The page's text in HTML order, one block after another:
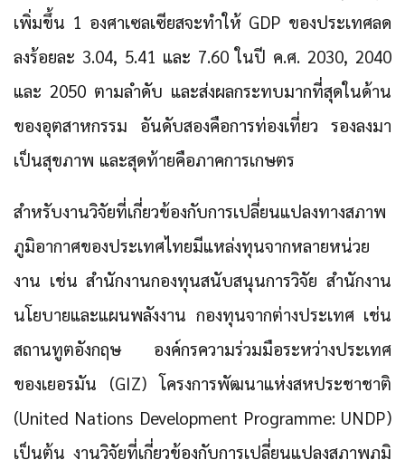
เพิ่มขึ้น 1 องศาเซลเซียสจะทำให้ GDP ของประเทศลด
ลงร้อยละ 3.04, 5.41 และ 7.60 ในปี ค.ศ. 2030, 2040
และ 2050 ตามลำดับ และส่งผลกระทบมากที่สุดในด้าน
ของอุตสาหกรรม อันดับสองคือการท่องเที่ยว รองลงมา
เป็นสุขภาพ และสุดท้ายคือภาคการเกษตร
สำหรับงานวิจัยที่เกี่ยวข้องกับการเปลี่ยนแปลงทางสภาพ
ภูมิอากาศของประเทศไทยมีแหล่งทุนจากหลายหน่วย
งาน เช่น สำนักงานกองทุนสนับสนุนการวิจัย สำนักงาน
นโยบายและแผนพลังงาน กองทุนจากต่างประเทศ เช่น
สถานทูตอังกฤษ องค์กรความร่วมมือระหว่างประเทศ
ของเยอรมัน (GIZ) โครงการพัฒนาแห่งสหประชาชาติ
(United Nations Development Programme: UNDP)
เป็นต้น งานวิจัยที่เกี่ยวข้องกับการเปลี่ยนแปลงสภาพภูมิ